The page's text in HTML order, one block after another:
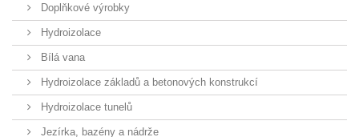
Doplňkové výrobky
Hydroizolace
Bílá vana
Hydroizolace základů a betonových konstrukcí
Hydroizolace tunelů
Jezírka, bazény a nádrže